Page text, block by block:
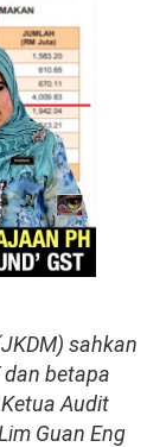
sahkan
dan betapa
Audit
Guan Eng